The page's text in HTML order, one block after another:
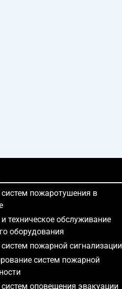
пожаротушения в
техническое обслуживание
оборудования
пожарной сигнализации
систем пожарной
оповещения эвакуации